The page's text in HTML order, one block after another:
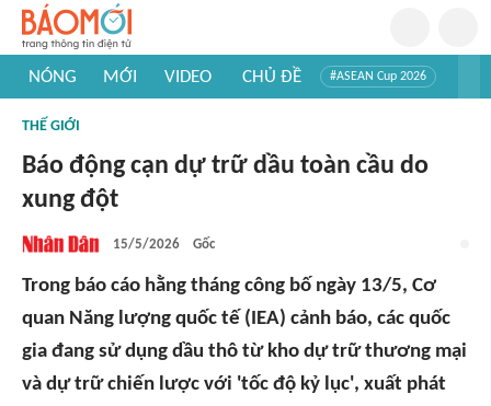
NÓNG MỚI VIDEO CHỦ ĐỀ #ASEAN Cup 2026
#Khám phá thế giới
THẾ GIỚI
Báo động cạn dự trữ dầu toàn cầu do
xung đột
15/5/2026 Gốc
Trong báo cáo hằng tháng công bố ngày 13/5, Cơ
quan Năng lượng quốc tế (IEA) cảnh báo, các quốc
gia đang sử dụng dầu thô từ kho dự trữ thương mại
và dự trữ chiến lược với 'tốc độ kỷ lục', xuất phát